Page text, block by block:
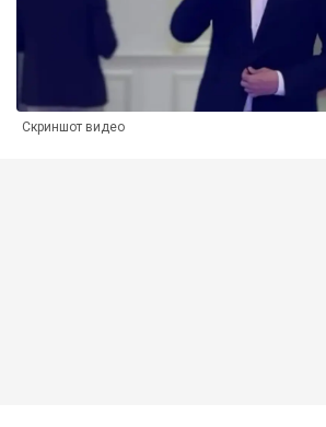
Скриншот видео